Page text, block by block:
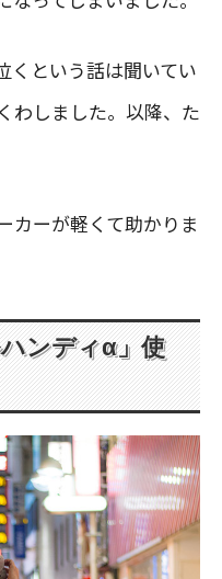
くという話は聞いてい
わしました。以降、た
カーが軽くて助かりま
ンディα」使